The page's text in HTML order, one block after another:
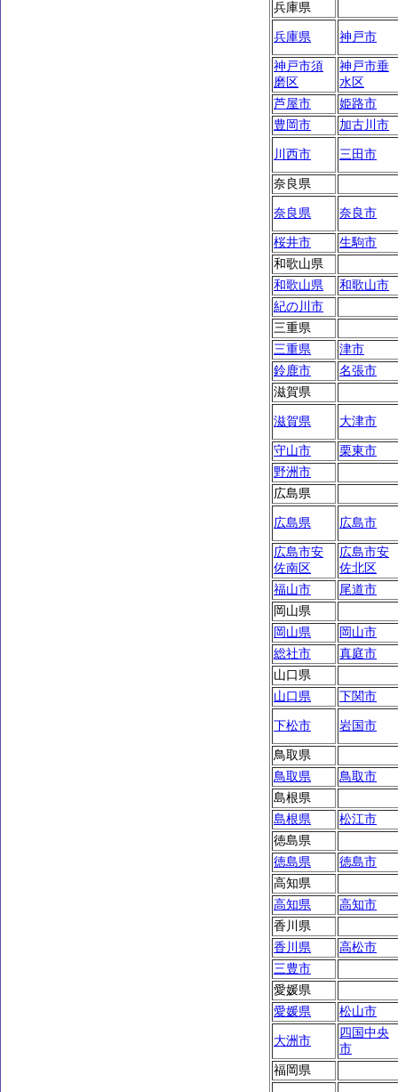
兵庫県
兵庫県 神戸市
神戸市須
磨区
神戸市垂
水区
芦屋市
姫路市
豊岡市
加古川市
川西市 三田市
奈良県
奈良県 奈良市
桜井市
生駒市
和歌山県
和歌山県
和歌山市
紀の川市
三重県
三重県
津市
鈴鹿市
名張市
滋賀県
滋賀県 大津市
守山市
栗東市
野洲市
広島県
広島県 広島市
広島市安
佐南区
広島市安
佐北区
福山市
尾道市
岡山県
岡山県
岡山市
総社市
真庭市
山口県
山口県
下関市
下松市 岩国市
鳥取県
鳥取県
鳥取市
島根県
島根県
松江市
徳島県
徳島県
徳島市
高知県
高知県
高知市
香川県
香川県
高松市
三豊市
愛媛県
愛媛県
松山市
大洲市
四国中央
市
福岡県